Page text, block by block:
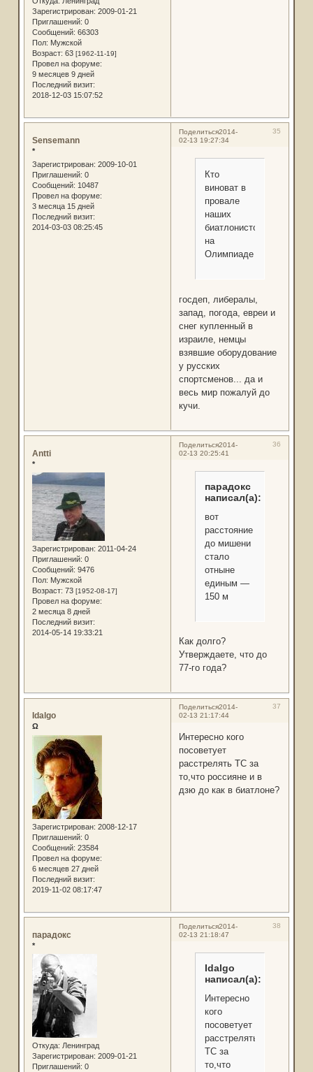
Зарегистрирован: 2009-01-21
Приглашений: 0
Сообщений: 66303
Пол: Мужской
Возраст: 63 [1962-11-19]
Провел на форуме:
9 месяцев 9 дней
Последний визит:
2018-12-03 15:07:52
Поделиться 35
2014-
02-13 19:27:34
Sensemann
*
Зарегистрирован: 2009-10-01
Приглашений: 0
Сообщений: 10487
Провел на форуме:
3 месяца 15 дней
Последний визит:
2014-03-03 08:25:45
Кто
виноват в
провале
наших
биатлонистов
на
Олимпиаде
госдеп, либералы,
запад, погода, евреи и
снег купленный в
израиле, немцы
взявшие оборудование
у русских
спортсменов... да и
весь мир пожалуй до
кучи.
Поделиться 36
2014-
02-13 20:25:41
Antti
*
Зарегистрирован: 2011-04-24
Приглашений: 0
Сообщений: 9476
Пол: Мужской
Возраст: 73 [1952-08-17]
Провел на форуме:
2 месяца 8 дней
Последний визит:
2014-05-14 19:33:21
парадокс
написал(а):
вот
расстояние
до мишени
стало
отныне
единым —
150 м
Как долго?
Утверждаете, что до
77-го года?
Поделиться 37
2014-
02-13 21:17:44
Idalgo
Ω
Зарегистрирован: 2008-12-17
Приглашений: 0
Сообщений: 23584
Провел на форуме:
6 месяцев 27 дней
Последний визит:
2019-11-02 08:17:47
Интересно кого
посоветует
расстрелять ТС за
то,что россияне и в
дзю до как в биатлоне?
Поделиться 38
2014-
02-13 21:18:47
парадокс
*
Откуда: Ленинград
Зарегистрирован: 2009-01-21
Приглашений: 0
Idalgo
написал(а):
Интересно
кого
посоветует
расстрелять
ТС за
то,что